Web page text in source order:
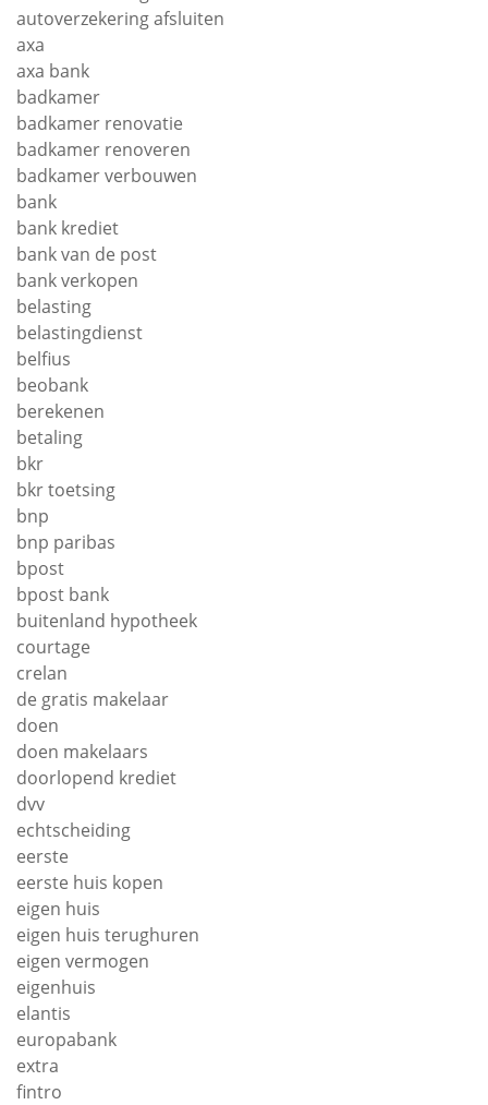
autoverzekering afsluiten
axa
axa bank
badkamer
badkamer renovatie
badkamer renoveren
badkamer verbouwen
bank
bank krediet
bank van de post
bank verkopen
belasting
belastingdienst
belfius
beobank
berekenen
betaling
bkr
bkr toetsing
bnp
bnp paribas
bpost
bpost bank
buitenland hypotheek
courtage
crelan
de gratis makelaar
doen
doen makelaars
doorlopend krediet
dvv
echtscheiding
eerste
eerste huis kopen
eigen huis
eigen huis terughuren
eigen vermogen
eigenhuis
elantis
europabank
extra
fintro